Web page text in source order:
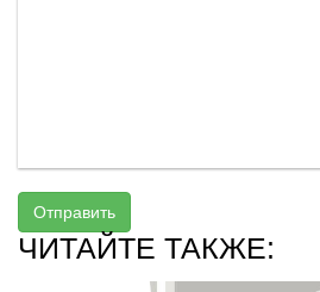
Отправить
ЧИТАЙТЕ ТАКЖЕ: